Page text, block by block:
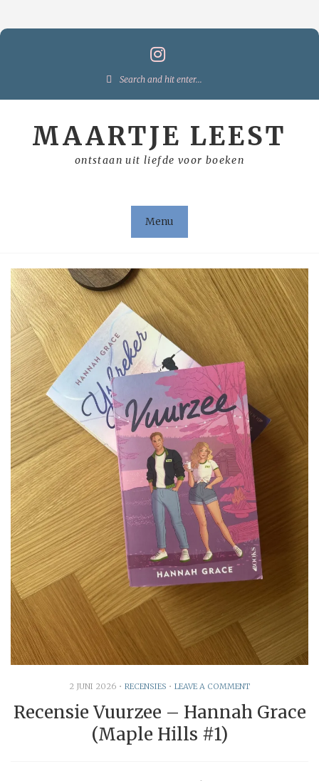
Search
MAARTJE LEEST
ontstaan uit liefde voor boeken
Menu
2 JUNI 2026 • RECENSIES • LEAVE A COMMENT
Recensie Vuurzee – Hannah Grace
(Maple Hills #1)